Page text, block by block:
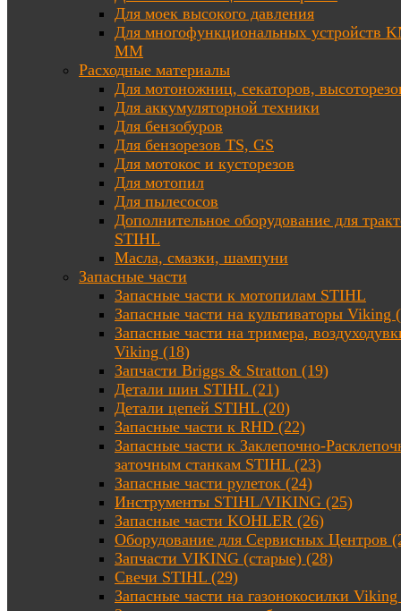
Для моек высокого давления
Для многофункциональных устройств
MM
Расходные материалы
Для мотоножниц, секаторов,
Для аккумуляторной техники
Для бензобуров
Для бензорезов TS, GS
Для мотокос и кусторезов
Для мотопил
Для пылесосов
Дополнительное оборудование для
STIHL
Масла, смазки, шампуни
Запасные части
Запасные части к мотопилам STIHL
Запасные части на культиваторы Viking
Запасные части на тримера,
Viking (18)
Запчасти Briggs & Stratton (19)
Детали шин STIHL (21)
Детали цепей STIHL (20)
Запасные части к RHD (22)
Запасные части к Заклепочно-
заточным станкам STIHL (23)
Запасные части рулеток (24)
Инструменты STIHL/VIKING (25)
Запасные части KOHLER (26)
Оборудование для Сервисных Центров
Запчасти VIKING (старые) (28)
Свечи STIHL (29)
Запасные части на газонокосилки